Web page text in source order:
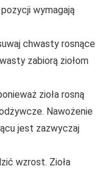
wymagają
chwasty rosnące
zabiorą ziołom
zioła rosną
Nawożenie
jest zazwyczaj
wzrost. Zioła